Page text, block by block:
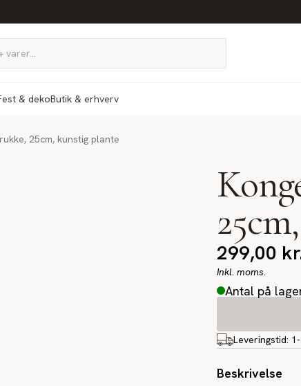
& dekoButik & erhverv
25cm, kunstig plante
299,00
Inkl. moms.
Antal på
Leveringstid:
Beskrivelse